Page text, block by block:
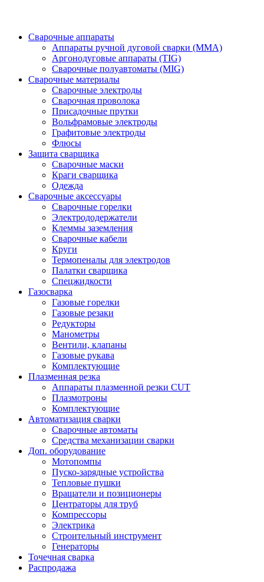
Сварочные аппараты
Аппараты ручной дуговой сварки (MMA)
Аргонодуговые аппараты (TIG)
Сварочные полуавтоматы (MIG)
Сварочные материалы
Сварочные электроды
Сварочная проволока
Присадочные прутки
Вольфрамовые электроды
Графитовые электроды
Флюсы
Защита сварщика
Сварочные маски
Краги сварщика
Одежда
Сварочные аксессуары
Сварочные горелки
Электрододержатели
Клеммы заземления
Сварочные кабели
Круги
Термопеналы для электродов
Палатки сварщика
Спецжидкости
Газосварка
Газовые горелки
Газовые резаки
Редукторы
Манометры
Вентили, клапаны
Газовые рукава
Комплектующие
Плазменная резка
Аппараты плазменной резки CUT
Плазмотроны
Комплектующие
Автоматизация сварки
Сварочные автоматы
Средства механизации сварки
Доп. оборудование
Мотопомпы
Пуско-зарядные устройства
Тепловые пушки
Вращатели и позиционеры
Центраторы для труб
Компрессоры
Электрика
Строительный инструмент
Генераторы
Точечная сварка
Распродажа